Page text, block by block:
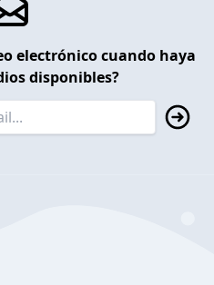
electrónico cuando haya
disponibles?